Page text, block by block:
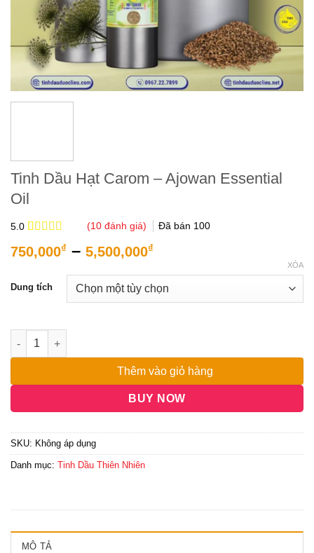
Tinh Dầu Hạt Carom – Ajowan Essential
Oil
5.0
trên 5
dựa trên
(10đánh giá) Đã bán 100
750,000₫ – 5,500,000₫
từ
750,000₫
Dung tích
XÓA
Thêm vào giỏ hàng
BUY NOW
SKU: Không áp dụng
Danh mục: Tinh Dầu Thiên Nhiên
MÔ TẢ